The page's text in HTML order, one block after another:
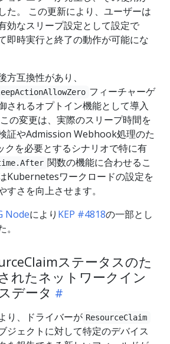
た。 この更新により、ユーザーは
効なスリープ設定として設定で
即時実行と終了の動作が可能にな
方互換性があり、
フィーチャーゲ
されるオプトイン機能として導入
の変更は、実際のスリープ時間を
証やAdmission Webhook処理のた
クを必要とするシナリオで特に有
関数の機能に合わせるこ
Kubernetesワークロードの設定を
すさを向上させます。
Nodeにより KEP #4818の一部とし
ステータスのた
れたネットワークイン
データ
り、ドライバーが ResourceClaim
ジェクトに対して特定のデバイス